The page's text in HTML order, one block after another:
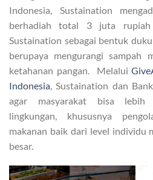
Indonesia, Sustaination
berhadiah total 3 juta
Sustaination sebagai bentuk
berupaya mengurangi sampah
ketahanan pangan. Melalui
Indonesia , Sustaination dan
agar masyarakat bisa lebih
lingkungan, khususnya
makanan baik dari level individu
besar.